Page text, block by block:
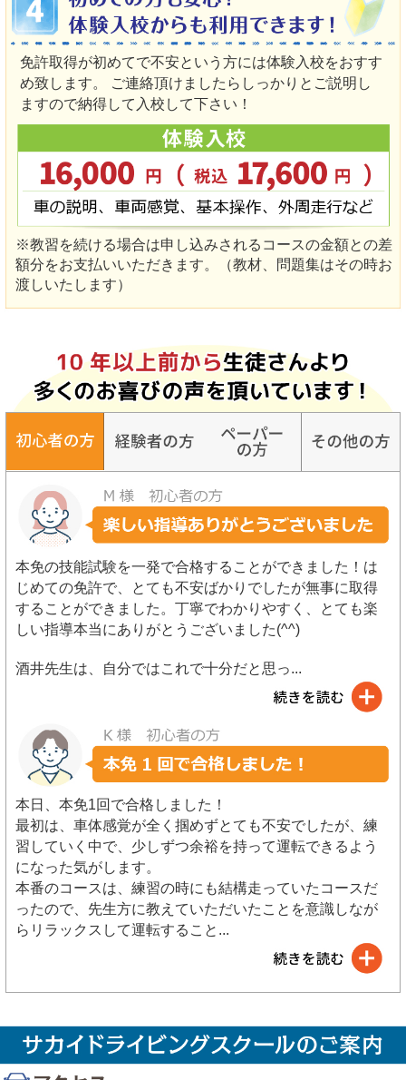
免許取得が初めてで不安という方には体験入校をおすす
め致します。 ご連絡頂けましたらしっかりとご説明し
ますので納得して入校して下さい！
※教習を続ける場合は申し込みされるコースの金額との差
額分をお支払いいただきます。（教材、問題集はその時お
渡しいたします）
本免の技能試験を一発で合格することができました！は
じめての免許で、とても不安ばかりでしたが無事に取得
することができました。丁寧でわかりやすく、とても楽
しい指導本当にありがとうございました(^^)
酒井先生は、自分ではこれで十分だと思っ...
本日、本免1回で合格しました！
最初は、車体感覚が全く掴めずとても不安でしたが、練
習していく中で、少しずつ余裕を持って運転できるよう
になった気がします。
本番のコースは、練習の時にも結構走っていたコースだ
ったので、先生方に教えていただいたことを意識しなが
らリラックスして運転すること ...